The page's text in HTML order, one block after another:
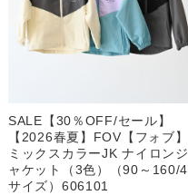
SALE【30％OFF/セール】
【2026春夏】FOV【フォブ】
ミックスカラーJK ナイロンジ
ャケット（3色）（90～160/4
サイズ）606101